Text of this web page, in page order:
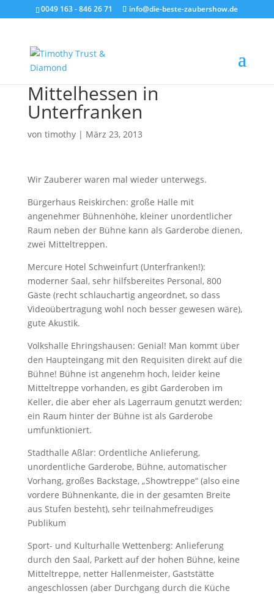
0049 163 - 846 26 71 info@die-beste-zaubershow.de
Mittelhessen in
Unterfranken
von timothy| März 23, 2013
Wir Zauberer waren mal wieder unterwegs.
Bürgerhaus Reiskirchen: große Halle mit
angenehmer Bühnenhöhe, kleiner unordentlicher
Raum neben der Bühne kann als Garderobe dienen,
zwei Mitteltreppen.
Mercure Hotel Schweinfurt (Unterfranken!):
moderner Saal, sehr hilfsbereites Personal, 800
Gäste (recht schlauchartig angeordnet, so dass
Videoübertragung wohl noch besser gewesen wäre),
gute Akustik.
Volkshalle Ehringshausen: Genial! Man kommt über
den Haupteingang mit den Requisiten direkt auf die
Bühne! Bühne ist angenehm hoch, leider keine
Mitteltreppe vorhanden, es gibt Garderoben im
Keller, die aber eher als Lagerraum genutzt werden;
ein Raum hinter der Bühne ist als Garderobe
umfunktioniert.
Stadthalle Aßlar: Ordentliche Anlieferung,
unordentliche Garderobe, Bühne, automatischer
Vorhang, großes Backstage, „Showtreppe“ (also eine
vordere Bühnenkante, die in der gesamten Breite
aus Stufen besteht), sehr teilnahmefreudiges
Publikum
Sport- und Kulturhalle Wettenberg: Anlieferung
durch den Saal, Parkett auf der hohen Bühne, keine
Mitteltreppe, netter Hallenmeister, Gaststätte
angeschlossen (aber Durchgang durch die Küche